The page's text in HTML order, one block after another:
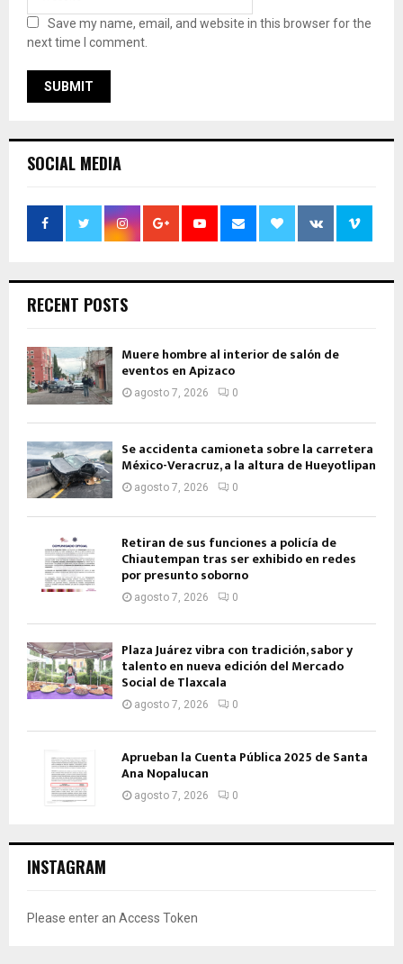
Save my name, email, and website in this browser for the
next time I comment.
SOCIAL MEDIA
RECENT POSTS
Muere hombre al interior de salón de
eventos en Apizaco
agosto 7, 2026 0
Se accidenta camioneta sobre la carretera
México-Veracruz, a la altura de Hueyotlipan
agosto 7, 2026 0
Retiran de sus funciones a policía de
Chiautempan tras ser exhibido en redes
por presunto soborno
agosto 7, 2026 0
Plaza Juárez vibra con tradición, sabor y
talento en nueva edición del Mercado
Social de Tlaxcala
agosto 7, 2026 0
Aprueban la Cuenta Pública 2025 de Santa
Ana Nopalucan
agosto 7, 2026 0
INSTAGRAM
Please enter an Access Token